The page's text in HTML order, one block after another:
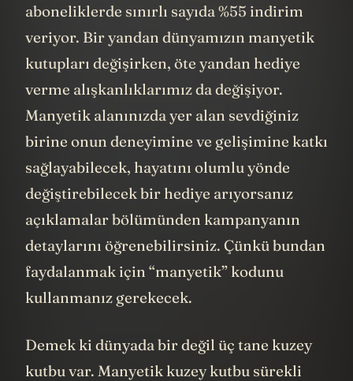
aboneliklerde sınırlı sayıda %55 indirim
veriyor. Bir yandan dünyamızın manyetik
kutupları değişirken, öte yandan hediye
verme alışkanlıklarımız da değişiyor.
Manyetik alanınızda yer alan sevdiğiniz
birine onun deneyimine ve gelişimine katkı
sağlayabilecek, hayatını olumlu yönde
değiştirebilecek bir hediye arıyorsanız
açıklamalar bölümünden kampanyanın
detaylarını öğrenebilirsiniz. Çünkü bundan
faydalanmak için “manyetik” kodunu
kullanmanız gerekecek.
Demek ki dünyada bir değil üç tane kuzey
kutbu var. Manyetik kuzey kutbu sürekli